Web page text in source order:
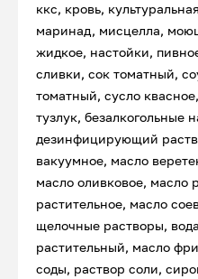
ккс, кровь,
маринад, мисцелла,
жидкое, настойки,
сливки, сок томатный,
томатный, сусло
тузлук, безалкогольные
дезинфицирующий
вакуумное, масло
масло оливковое, масло
растительное, масло
щелочные растворы,
растительный, масло
соды, раствор соли,